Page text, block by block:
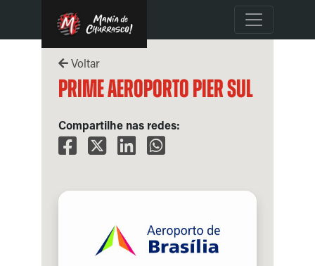
Voltar
Prime Aeroporto Pier Sul
Compartilhe nas redes: